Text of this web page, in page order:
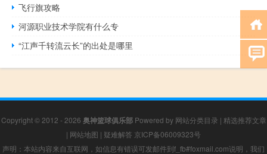
飞行旗攻略
河源职业技术学院有什么专
“江声千转流云长”的出处是哪里
Copyright © 2012 - 2026 奥神篮球俱乐部Powered by 网站分类目录 | 精选推荐文章
| 网站地图 | 疑难解答 京ICP备06009323号
声明：本站内容来自互联网，如信息有错误可发邮件到f_fb#foxmail.com说明，我们